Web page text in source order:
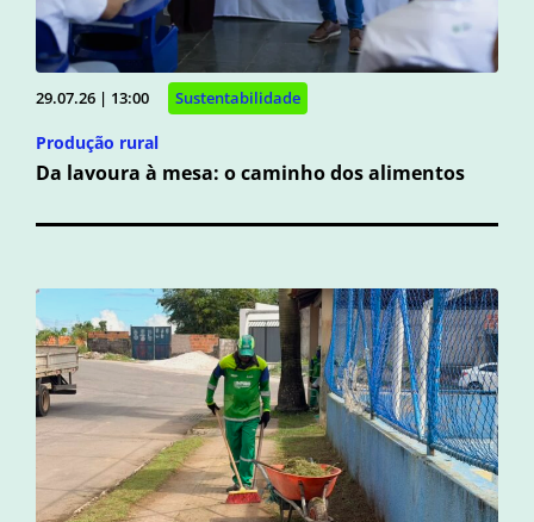
29.07.26 | 13:00 Sustentabilidade
Produção rural
Da lavoura à mesa: o caminho dos alimentos